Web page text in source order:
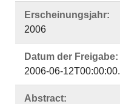
Erscheinungsjahr:
2006
Datum der Freigabe:
2006-06-
Abstract: